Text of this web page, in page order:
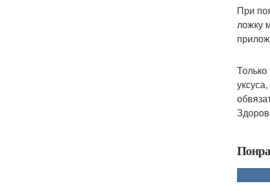
При
ложку